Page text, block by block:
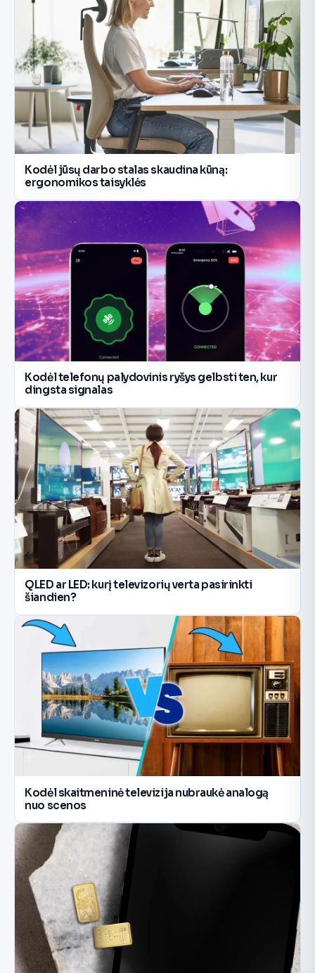
Kodėl jūsų darbo stalas skaudina kūną:
ergonomikos taisyklės
Kodėl telefonų palydovinis ryšys gelbsti ten, kur
dingsta signalas
QLED ar LED: kurį televizorių verta pasirinkti
šiandien?
Kodėl skaitmeninė televizija nubraukė analogą
nuo scenos